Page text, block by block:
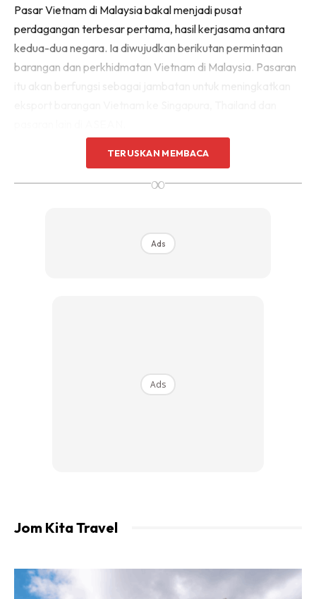
Pasar Vietnam di Malaysia bakal menjadi pusat
perdagangan terbesar pertama, hasil kerjasama antara
kedua-dua negara. Ia diwujudkan berikutan permintaan
barangan dan perkhidmatan Vietnam di Malaysia. Pasaran
Ads
TERUSKAN MEMBACA
∞
Ads
Ads
Jom Kita Travel